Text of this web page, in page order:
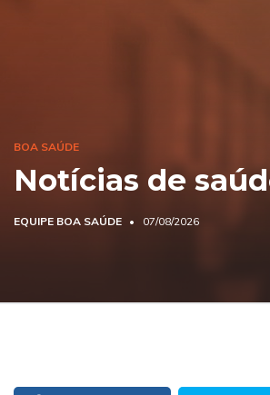
BOA SAÚDE
Notícias de
EQUIPE BOA SAÚDE 07/08/2026